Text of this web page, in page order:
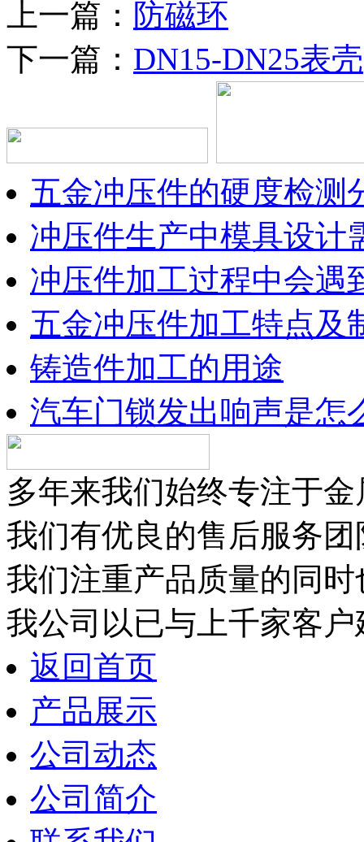
上一篇： 防磁环
下一篇： DN15-DN25表壳
五金冲压件的硬度检测
冲压件生产中模具设计
冲压件加工过程中会遇
五金冲压件加工特点及
铸造件加工的用途
汽车门锁发出响声是怎
多年来我们始终专注于
我们有优良的售后服务团
我们注重产品质量的同
我公司以已与上千家客
返回首页
产品展示
公司动态
公司简介